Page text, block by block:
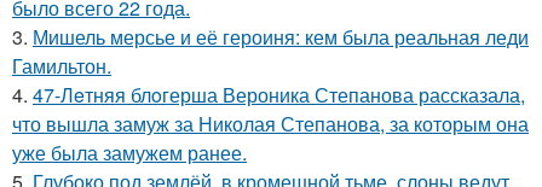
было всего 22 года.
3. Мишель мерсье и её героиня: кем была реальная леди
Гамильтон.
4. 47-Лeтняя блoгерша Вероника Степанова рассказала,
что вышла замуж за Николая Степанова, за которым она
уже была замужем ранее.